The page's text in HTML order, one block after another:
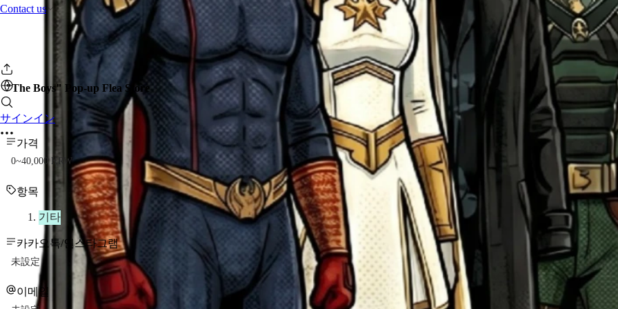
Contact us
サインイン
"The Boys" Pop-up Flea Store
가격
0~40,000 KRW
항목
기타
카카오톡/인스타그램
未設定
이메일